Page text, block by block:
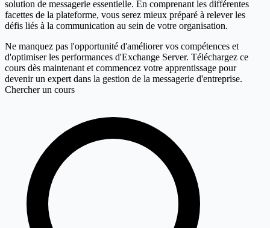
solution de messagerie essentielle. En comprenant les différentes
facettes de la plateforme, vous serez mieux préparé à relever les
défis liés à la communication au sein de votre organisation.
Ne manquez pas l'opportunité d'améliorer vos compétences et
d'optimiser les performances d'Exchange Server. Téléchargez ce
cours dès maintenant et commencez votre apprentissage pour
devenir un expert dans la gestion de la messagerie d'entreprise.
Chercher un cours